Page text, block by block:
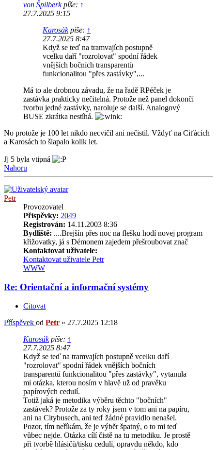
von Špilberkpíše: ↑
27.7.2025 9:15
Karosákpíše: ↑
27.7.2025 8:47
Když se teď na tramvajích postupně
vcelku daří "rozrolovat" spodní řádek
vnějších bočních transparentů
funkcionalitou "přes zastávky",...
Má to ale drobnou závadu, že na řadě RPéček je
zastávka prakticky nečitelná. Protože než panel dokončí
tvorbu jedné zastávky, naroluje se další. Analogový
BUSE zkrátka nestíhá.
No protože je 100 let nikdo necvičil ani nečistil. Vždyť na Ciťácích
a Karosách to šlapalo kolik let.
Jj 5 byla vtipná
Nahoru
Petr
Provozovatel
Příspěvky: 2049
Registrován: 14.11.2003 8:36
Bydliště: ....Brejšín přes noc na flešku hodí novej program
křižovatky, já s Démonem zajedem přešroubovat znač
Kontaktovat uživatele:
Kontaktovat uživatele Petr
WWW
Re: Orientační a informační systémy
Citovat
Příspěvek od Petr » 27.7.2025 12:18
Karosákpíše: ↑
27.7.2025 8:47
Když se teď na tramvajích postupně vcelku daří
"rozrolovat" spodní řádek vnějších bočních
transparentů funkcionalitou "přes zastávky", vytanula
mi otázka, kterou nosím v hlavě už od pravěku
papírových cedulí.
Totiž jaká je metodika výběru těchto "bočních"
zastávek? Protože za ty roky jsem v tom ani na papíru,
ani na Citybusech, ani teď žádné pravidlo nenašel.
Pozor, tím neříkám, že je výběr špatný, o to mi teď
vůbec nejde. Otázka cílí čistě na tu metodiku. Je prostě
při tvorbě hlásičů/tisku cedulí, opravdu někdo, kdo